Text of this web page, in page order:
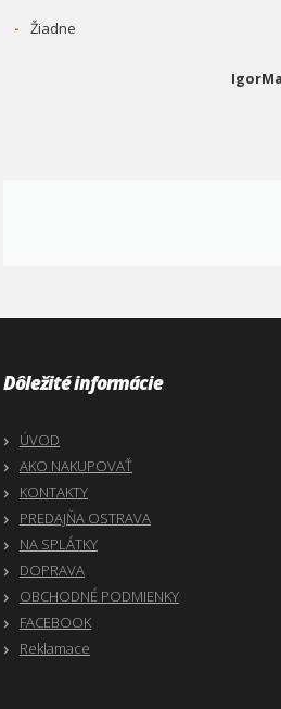
- Žiadne
Dôležité informácie
ÚVOD
AKO NAKUPOVAŤ
KONTAKTY
PREDAJŇA OSTRAVA
NA SPLÁTKY
DOPRAVA
OBCHODNÉ PODMIENKY
FACEBOOK
Reklamace